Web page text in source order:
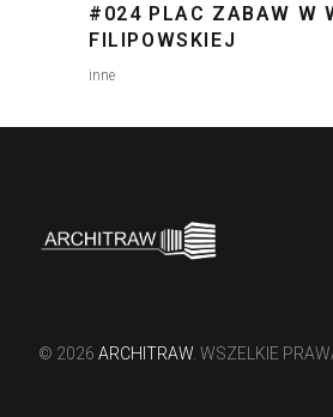
#024 PLAC ZABAW W
FILIPOWSKIEJ
inne
© 2026 ARCHITRAW . WSZELKIE